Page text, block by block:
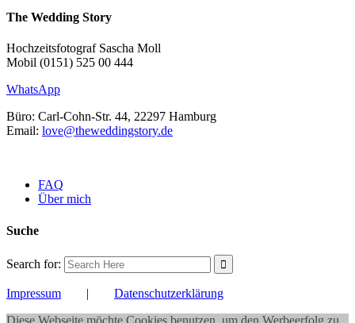
The Wedding Story
Hochzeitsfotograf Sascha Moll
Mobil (0151) 525 00 444
WhatsApp
Büro: Carl-Cohn-Str. 44, 22297 Hamburg
Email: love@theweddingstory.de
FAQ
Über mich
Suche
Search for:
Impressum | Datenschutzerklärung
Diese Webseite möchte Cookies benutzen, um den Werbeerfolg zu